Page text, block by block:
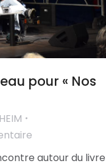
pour « Nos
autour du livre